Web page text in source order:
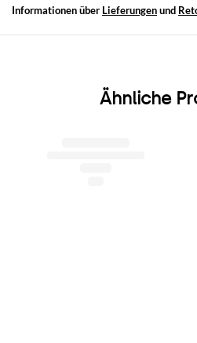
Informationen über Lieferungenund
Ähnliche